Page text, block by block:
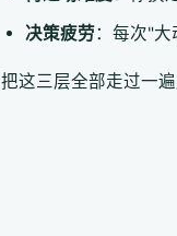
决策疲劳：每次"大
把这三层全部走过一